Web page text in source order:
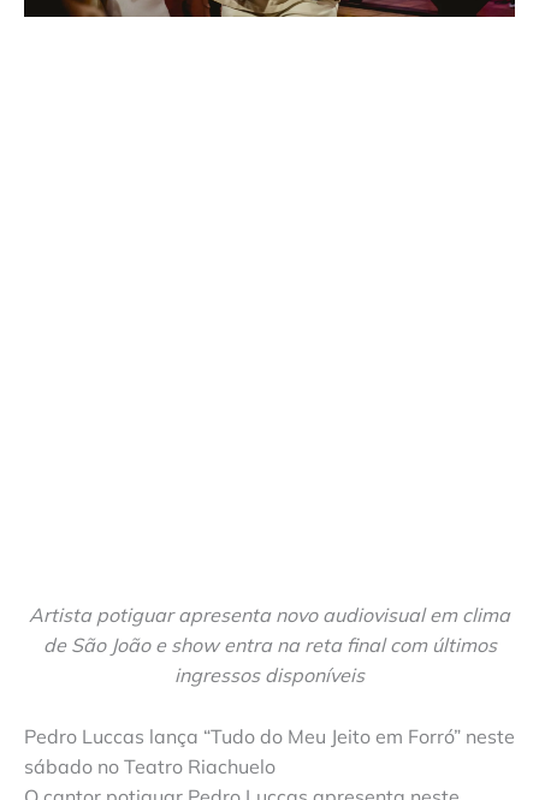
Artista potiguar apresenta novo audiovisual em clima
de São João e show entra na reta final com últimos
ingressos disponíveis
Pedro Luccas lança “Tudo do Meu Jeito em Forró” neste
sábado no Teatro Riachuelo